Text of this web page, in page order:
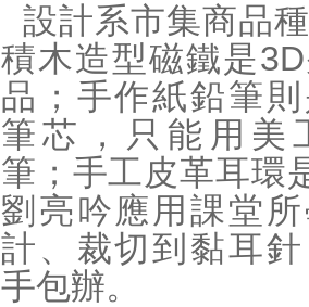
設計系市集商品
積木造型磁鐵是3D
品；手作紙鉛筆
筆芯，只能用美
筆；手工皮革耳環
劉亮吟應用課堂
計、裁切到黏耳
手包辦。